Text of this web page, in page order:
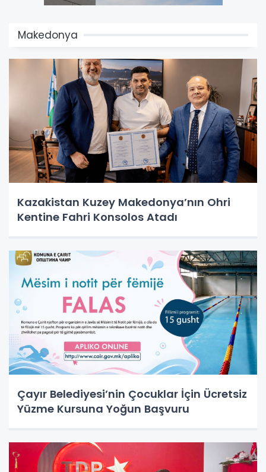
Makedonya
Kazakistan Kuzey Makedonya’nın Ohri
Kentine Fahri Konsolos Atadı
Çayır Belediyesi’nin Çocuklar İçin Ücretsiz
Yüzme Kursuna Yoğun Başvuru